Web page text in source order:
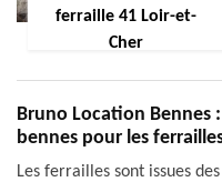
ferraille 41 Loir-et-
Cher
Bruno Location Bennes
bennes pour les
Les ferrailles sont issues